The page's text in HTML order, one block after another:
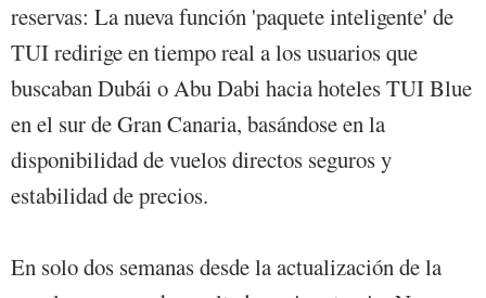
reservas: La nueva función 'paquete inteligente' de
TUI redirige en tiempo real a los usuarios que
buscaban Dubái o Abu Dabi hacia hoteles TUI Blue
en el sur de Gran Canaria, basándose en la
disponibilidad de vuelos directos seguros y
estabilidad de precios.
En solo dos semanas desde la actualización de la